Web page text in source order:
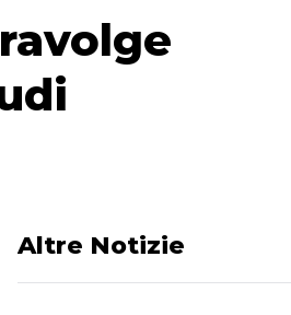
Altre Notizie